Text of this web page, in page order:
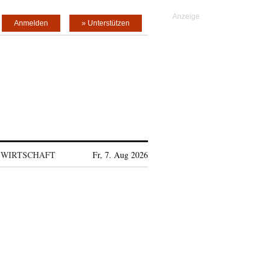
» Unterstützen
Anmelden
WIRTSCHAFT Fr, 7. Aug 2026